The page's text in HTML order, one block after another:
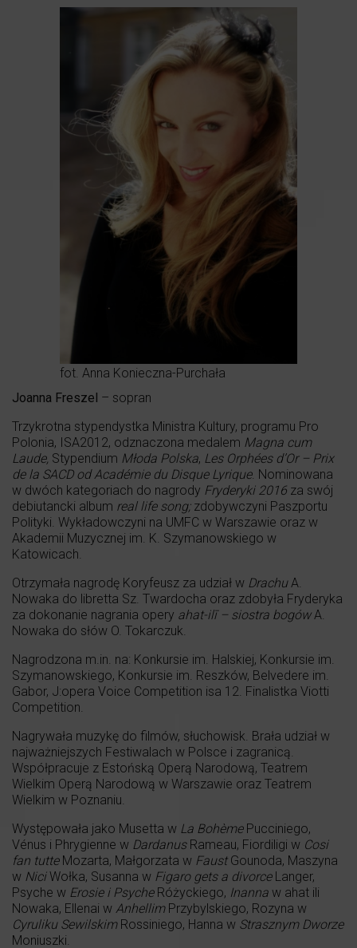
fot. Anna Konieczna-Purchała
Joanna Freszel – sopran
Trzykrotna stypendystka Ministra Kultury, programu Pro
Polonia, ISA2012, odznaczona medalem Magna cum
Laude, Stypendium Młoda Polska, Les Orphées d’Or – Prix
de la SACD od Académie du Disque Lyrique. Nominowana
w dwóch kategoriach do nagrody Fryderyki 2016 za swój
debiutancki album real life song;zdobywczyni Paszportu
Polityki. Wykładowczyni na UMFC w Warszawie oraz w
Akademii Muzycznej im. K. Szymanowskiego w
Katowicach.
Otrzymała nagrodę Koryfeusz za udział w DrachuA.
Nowaka do libretta Sz. Twardocha oraz zdobyła Fryderyka
za dokonanie nagrania opery ahat-ilī – siostra bogówA.
Nowaka do słów O. Tokarczuk.
Nagrodzona m.in. na: Konkursie im. Halskiej, Konkursie im.
Szymanowskiego, Konkursie im. Reszków, Belvedere im.
Gabor, J:opera Voice Competition isa 12. Finalistka Viotti
Competition.
Nagrywała muzykę do filmów, słuchowisk. Brała udział w
najważniejszych Festiwalach w Polsce i zagranicą.
Współpracuje z Estońską Operą Narodową, Teatrem
Wielkim Operą Narodową w Warszawie oraz Teatrem
Wielkim w Poznaniu.
Występowała jako Musetta w La BohèmePucciniego,
Vénus i Phrygienne w Dardanus Rameau, Fiordiligi w Cosi
fan tutteMozarta, Małgorzata w FaustGounoda, Maszyna
w NiciWołka, Susanna w Figaro gets a divorceLanger,
Psyche w Erosie i PsycheRóżyckiego, Inanna w ahat ili
Nowaka, Ellenai w AnhellimPrzybylskiego, Rozyna w
Cyruliku SewilskimRossiniego, Hanna w Strasznym Dworze
Moniuszki.